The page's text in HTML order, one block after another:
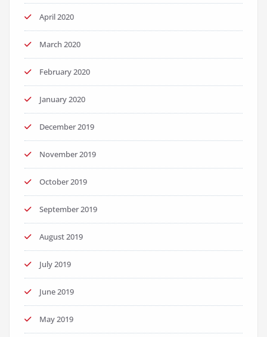
April 2020
March 2020
February 2020
January 2020
December 2019
November 2019
October 2019
September 2019
August 2019
July 2019
June 2019
May 2019